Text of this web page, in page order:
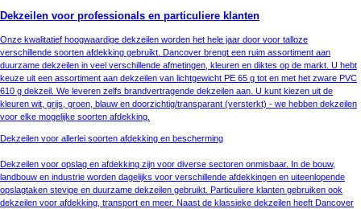
Dekzeilen voor professionals en particuliere klanten
Onze kwalitatief hoogwaardige dekzeilen worden het hele jaar door voor talloze
verschillende soorten afdekking gebruikt. Dancover brengt een ruim assortiment aan
duurzame dekzeilen in veel verschillende afmetingen, kleuren en diktes op de markt. U hebt
keuze uit een assortiment aan dekzeilen van lichtgewicht PE 65 g tot en met het zware PVC
610 g dekzeil. We leveren zelfs brandvertragende dekzeilen aan. U kunt kiezen uit de
kleuren wit, grijs, groen, blauw en doorzichtig/transparant (versterkt) - we hebben dekzeilen
voor elke mogelijke soorten afdekking.
Dekzeilen voor allerlei soorten afdekking en bescherming
Dekzeilen voor opslag en afdekking zijn voor diverse sectoren onmisbaar. In de bouw,
landbouw en industrie worden dagelijks voor verschillende afdekkingen en uiteenlopende
opslagtaken stevige en duurzame dekzeilen gebruikt. Particuliere klanten gebruiken ook
dekzeilen voor afdekking, transport en meer. Naast de klassieke dekzeilen heeft Dancover